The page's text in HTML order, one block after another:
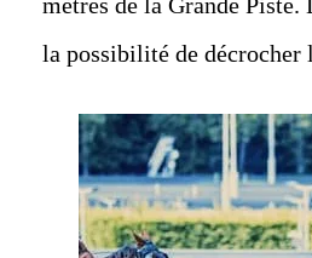
la possibilité de décrocher